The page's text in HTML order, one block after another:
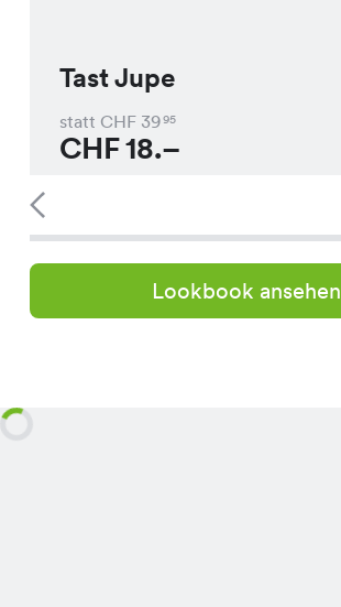
Tast Jupe
statt CHF 3995
CHF18.–
Lookbook ansehen